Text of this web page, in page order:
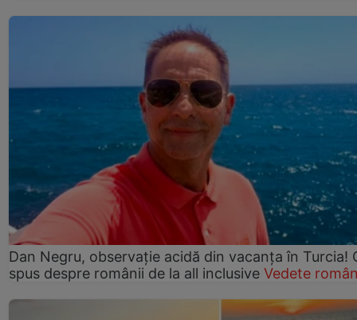
Dan Negru, observație acidă din vacanța în Turcia!
spus despre românii de la all inclusive Vedete